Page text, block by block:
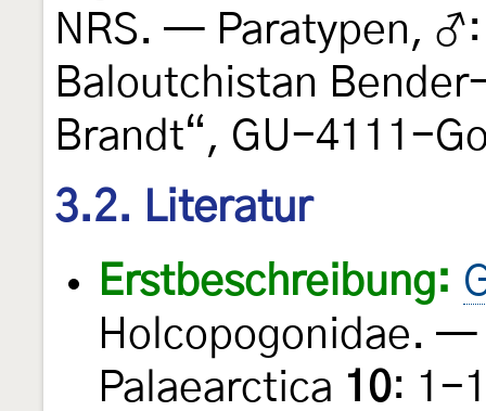
NRS. — Paratypen, ♂:
Baloutchistan
Brandt“, GU-4111-
3.2. Literatur
Erstbeschreibung:
Holcopogonidae.
Palaearctica 10: 1-